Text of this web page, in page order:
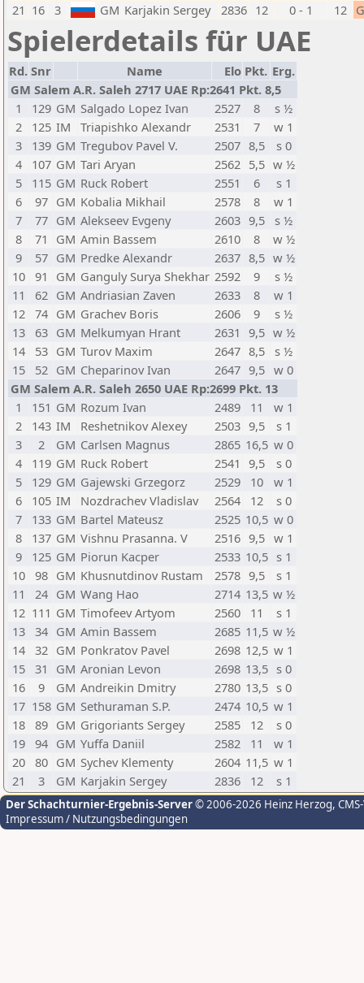
21 16 3 GM Karjakin Sergey 2836 12 0 - 1 12
Spielerdetails für UAE
Rd. Snr Name Elo Pkt. Erg.
GM Salem A.R. Saleh 2717 UAE Rp:2641 Pkt. 8,5
1
129 GM Salgado Lopez Ivan 2527 8
s ½
2
125 IM Triapishko Alexandr 2531 7
w 1
3
139 GM Tregubov Pavel V. 2507 8,5
s 0
4
107 GM Tari Aryan 2562 5,5 w ½
5
115 GM Ruck Robert 2551 6
s 1
6
97 GM Kobalia Mikhail 2578 8
w 1
7
77 GM Alekseev Evgeny 2603 9,5
s ½
8
71 GM Amin Bassem 2610 8
w ½
9
57 GM Predke Alexandr 2637 8,5 w ½
10 91 GM Ganguly Surya Shekhar 2592 9
s ½
11
62 GM Andriasian Zaven 2633 8
w 1
12 74 GM Grachev Boris 2606 9
s ½
13
63 GM Melkumyan Hrant 2631 9,5 w ½
14
53 GM Turov Maxim 2647 8,5
s ½
15
52 GM Cheparinov Ivan 2647 9,5 w 0
GM Salem A.R. Saleh 2650 UAE Rp:2699 Pkt. 13
1
151 GM Rozum Ivan 2489 11
w 1
2
143 IM Reshetnikov Alexey 2503 9,5
s 1
3
2 GM Carlsen Magnus 2865 16,5 w 0
4
119 GM Ruck Robert 2541 9,5
s 0
5
129 GM Gajewski Grzegorz 2529 10
w 1
6
105 IM Nozdrachev Vladislav 2564 12
s 0
7
133 GM Bartel Mateusz 2525 10,5 w 0
8
137 GM Vishnu Prasanna. V 2516 9,5 w 1
9
125 GM Piorun Kacper 2533 10,5 s 1
10 98 GM Khusnutdinov Rustam 2578 9,5
s 1
11
24 GM Wang Hao 2714 13,5 w ½
12 111 GM Timofeev Artyom 2560 11
s 1
13 34 GM Amin Bassem 2685 11,5 w ½
14 32 GM Ponkratov Pavel 2698 12,5 w 1
15 31 GM Aronian Levon 2698 13,5 s 0
16
9 GM Andreikin Dmitry 2780 13,5 s 0
17 158 GM Sethuraman S.P. 2474 10,5 w 1
18 89 GM Grigoriants Sergey 2585 12
s 0
19 94 GM Yuffa Daniil 2582 11
w 1
20 80 GM Sychev Klementy 2604 11,5 w 1
21
3 GM Karjakin Sergey 2836 12 s 1
Der Schachturnier-Ergebnis-Server© 2006-2026 Heinz Herzog,
Impressum / Nutzungsbedingungen